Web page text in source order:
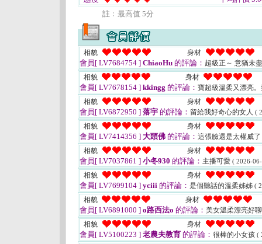
註﹕最高值 5分
相貌 身材
會員[ LV7684754 ] ChiaoHu 的評論： 超級正～ 意猶未
相貌
身材
會員[ LV7678154 ] kkingg 的評論： 寶超級溫柔又漂亮
相貌
身材
會員[ LV6872950 ] 落宇 的評論： 留給我好奇心的女人 (
相貌 身材
會員[ LV7414356 ] 大頭佛 的評論： 這張臉還是太權威了
相貌
身材
會員[ LV7037861 ] 小冬930 的評論： 主播可愛 ( 2026-
相貌 身材
會員[ LV7699104 ] yciii 的評論： 是個聽話的溫柔姊姊 (
相貌 身材
會員[ LV6891000 ] o路西法o 的評論： 美女溫柔漂亮好
相貌
身材
會員[ LV5100223 ] 老農夫教育 的評論： 很棒的小女孩 (